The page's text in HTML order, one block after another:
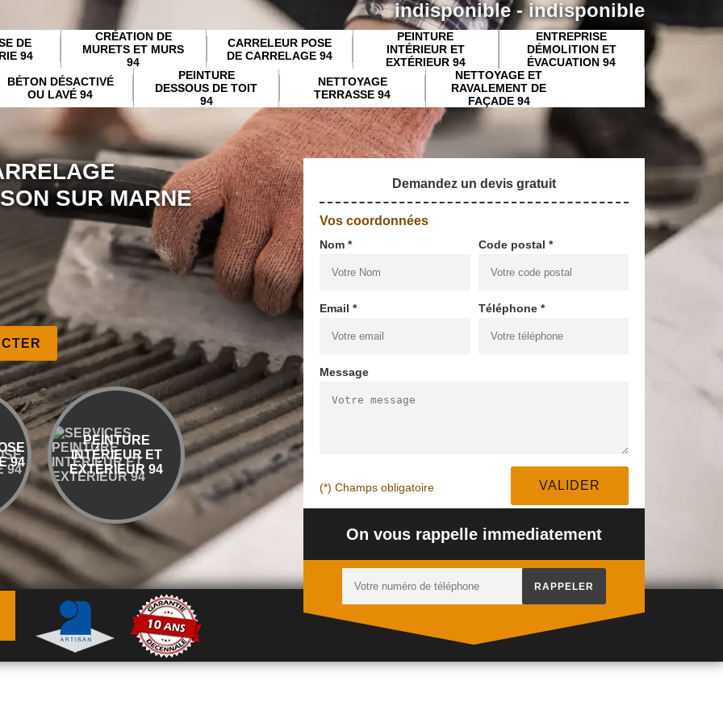
indisponible-indisponible
DE
94
CRÉATION DE
MURETS ET MURS
94
CARRELEUR POSE
DE CARRELAGE 94
PEINTURE
INTÉRIEUR ET
EXTÉRIEUR 94
ENTREPRISE
DÉMOLITION ET
ÉVACUATION 94
BÉTON DÉSACTIVÉ
OU LAVÉ 94
PEINTURE
DESSOUS DE TOIT
94
NETTOYAGE
TERRASSE 94
NETTOYAGE ET
RAVALEMENT DE
FAÇADE 94
SUR MARNE
94
PEINTURE
INTÉRIEUR ET
EXTÉRIEUR 94
ENTREPRISE
DÉMOLITION ET
ÉVACUATION 94
DESSOUS DE TOIT
94
Demandez un devis gratuit
Vos coordonnées
Nom * Code postal *
Email * Téléphone *
Message
(*) Champs obligatoire
On vous rappelle immediatement